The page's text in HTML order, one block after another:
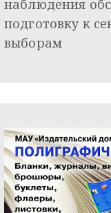
наблюдения
подготовку к
выборам